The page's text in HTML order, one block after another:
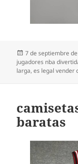
Publicado
el
7 de septiembre
jugadores nba
larga,es legal vender
baratas